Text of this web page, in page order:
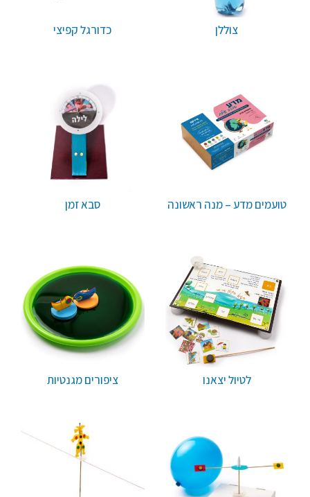
צוללן כדורגל קפיצי
טועמים מדע – מנה ראשונה סבא זמן
לטיול יצאנו ציפורים מגנטיות